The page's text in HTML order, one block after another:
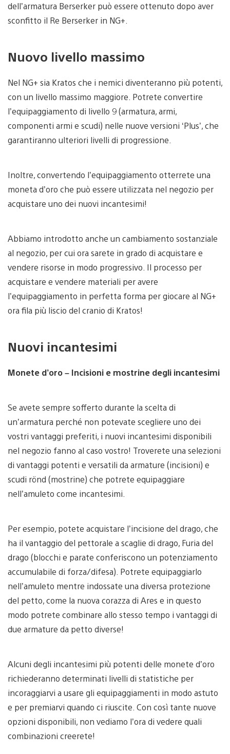
dell’armatura Berserker può essere ottenuto dopo aver
sconfitto il Re Berserker in NG+.
Nuovo livello massimo
Nel NG+ sia Kratos che i nemici diventeranno più potenti,
con un livello massimo maggiore. Potrete convertire
l’equipaggiamento di livello 9 (armatura, armi,
componenti armi e scudi) nelle nuove versioni ‘Plus’, che
garantiranno ulteriori livelli di progressione.
Inoltre, convertendo l’equipaggiamento otterrete una
moneta d’oro che può essere utilizzata nel negozio per
acquistare uno dei nuovi incantesimi!
Abbiamo introdotto anche un cambiamento sostanziale
al negozio, per cui ora sarete in grado di acquistare e
vendere risorse in modo progressivo. Il processo per
acquistare e vendere materiali per avere
l’equipaggiamento in perfetta forma per giocare al NG+
ora fila più liscio del cranio di Kratos!
Nuovi incantesimi
Monete d’oro – Incisioni e mostrine degli incantesimi
Se avete sempre sofferto durante la scelta di
un’armatura perché non potevate scegliere uno dei
vostri vantaggi preferiti, i nuovi incantesimi disponibili
nel negozio fanno al caso vostro! Troverete una selezioni
di vantaggi potenti e versatili da armature (incisioni) e
scudi rönd (mostrine) che potrete equipaggiare
nell’amuleto come incantesimi.
Per esempio, potete acquistare l’incisione del drago, che
ha il vantaggio del pettorale a scaglie di drago, Furia del
drago (blocchi e parate conferiscono un potenziamento
accumulabile di forza/difesa). Potrete equipaggiarlo
nell’amuleto mentre indossate una diversa protezione
del petto, come la nuova corazza di Ares e in questo
modo potrete combinare allo stesso tempo i vantaggi di
due armature da petto diverse!
Alcuni degli incantesimi più potenti delle monete d’oro
richiederanno determinati livelli di statistiche per
incoraggiarvi a usare gli equipaggiamenti in modo astuto
e per premiarvi quando ci riuscite. Con così tante nuove
opzioni disponibili, non vediamo l’ora di vedere quali
combinazioni creerete!